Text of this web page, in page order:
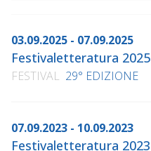
03.09.2025 - 07.09.2025
Festivaletteratura 2025
FESTIVAL 29° EDIZIONE
07.09.2023 - 10.09.2023
Festivaletteratura 2023